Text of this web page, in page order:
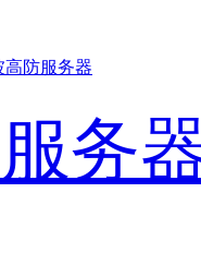
高防服务器
务